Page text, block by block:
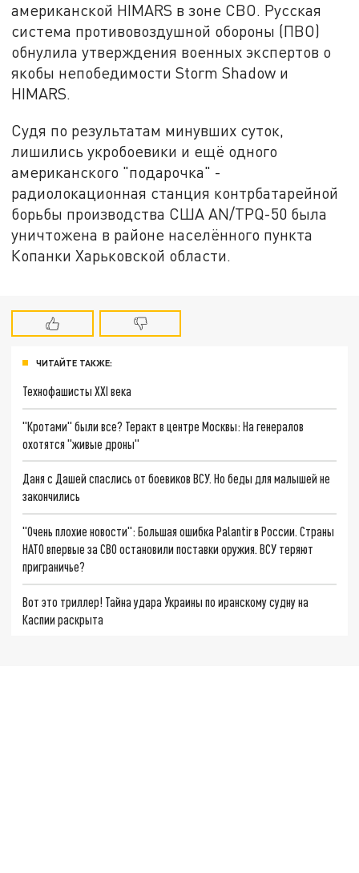
американской HIMARS в зоне СВО. Русская
система противовоздушной обороны (ПВО)
обнулила утверждения военных экспертов о
якобы непобедимости Storm Shadow и
HIMARS.
Судя по результатам минувших суток,
лишились укробоевики и ещё одного
американского "подарочка" -
радиолокационная станция контрбатарейной
борьбы производства США AN/TPQ-50 была
уничтожена в районе населённого пункта
Копанки Харьковской области.
ЧИТАЙТЕ ТАКЖЕ:
Технофашисты XXI века
"Кротами" были все? Теракт в центре Москвы: На генералов
охотятся "живые дроны"
Даня с Дашей спаслись от боевиков ВСУ. Но беды для малышей не
закончились
"Очень плохие новости": Большая ошибка Palantir в России. Страны
НАТО впервые за СВО остановили поставки оружия. ВСУ теряют
приграничье?
Вот это триллер! Тайна удара Украины по иранскому судну на
Каспии раскрыта